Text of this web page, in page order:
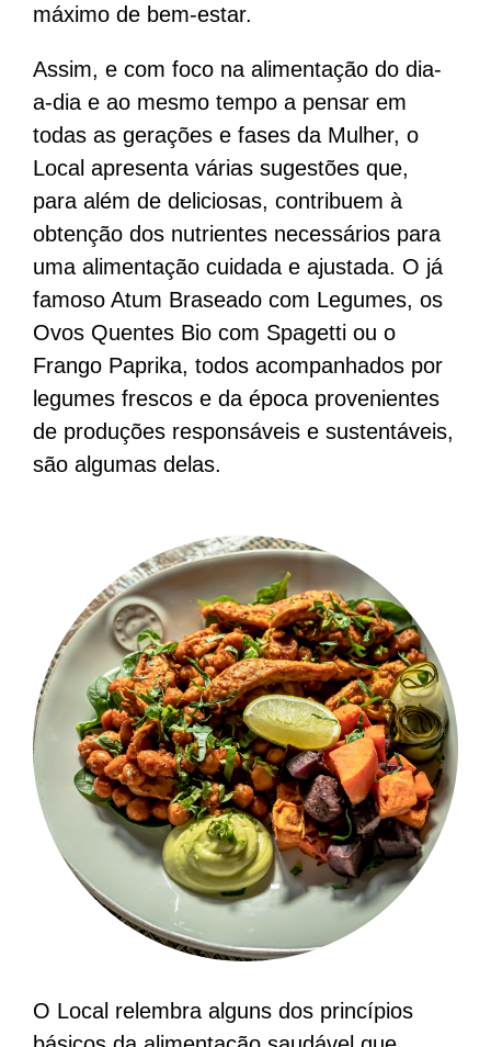
máximo de bem-estar.
Assim, e com foco na alimentação do dia-
a-dia e ao mesmo tempo a pensar em
todas as gerações e fases da Mulher, o
Local apresenta várias sugestões que,
para além de deliciosas, contribuem à
obtenção dos nutrientes necessários para
uma alimentação cuidada e ajustada. O já
famoso Atum Braseado com Legumes, os
Ovos Quentes Bio com Spagetti ou o
Frango Paprika, todos acompanhados por
legumes frescos e da época provenientes
de produções responsáveis e sustentáveis,
são algumas delas.
O Local relembra alguns dos princípios